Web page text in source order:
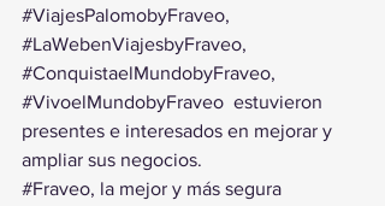
#ViajesPalomobyFraveo,
#LaWebenViajesbyFraveo,
#ConquistaelMundobyFraveo,
#VivoelMundobyFraveo
  estuvieron
presentes e interesados en mejorar y
ampliar sus negocios.
#Fraveo, la mejor y más segura